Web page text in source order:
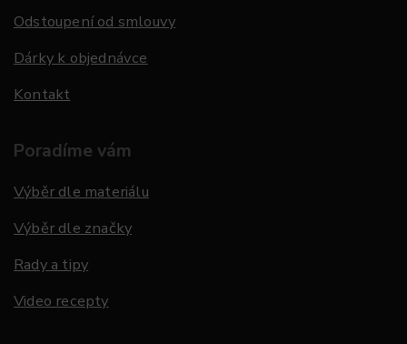
Odstoupení od smlouvy
Dárky k objednávce
Kontakt
Poradíme vám
Výběr dle materiálu
Výběr dle značky
Rady a tipy
Video recepty